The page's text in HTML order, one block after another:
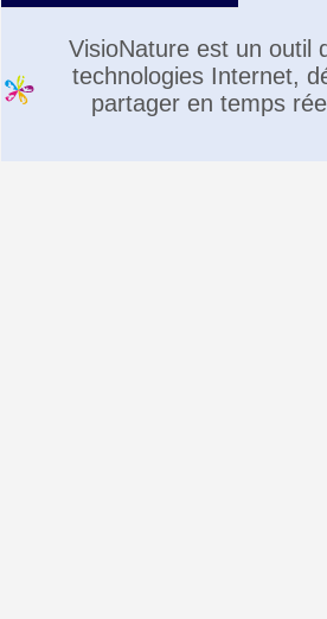
VisioNature est un outil
technologies Internet,
partager en temps